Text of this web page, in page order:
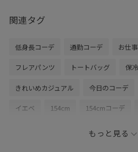
関連タグ
低身長コーデ 通勤コーデ お仕
フレアパンツ トートバッグ 保
きれいめカジュアル 今日のコーデ
イエベ 154cm 154cmコーデ
お仕事コーデ 授業参
もっと見る